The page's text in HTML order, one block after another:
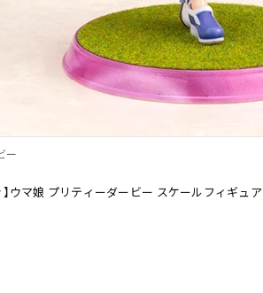
ー
ウマ娘 プリティーダービー スケールフィギュ